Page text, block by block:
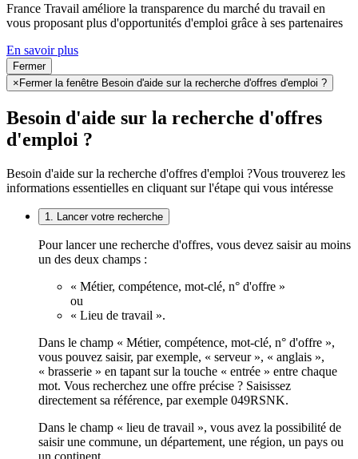
France Travail améliore la transparence du marché du travail en
vous proposant plus d'opportunités d'emploi grâce à ses partenaires
En savoir plus
Fermer
× Fermer la fenêtre Besoin d'aide sur la recherche d'offres d'emploi ?
Besoin d'aide sur la recherche d'offres
d'emploi ?
Besoin d'aide sur la recherche d'offres d'emploi ?Vous trouverez les
informations essentielles en cliquant sur l'étape qui vous intéresse
1. Lancer votre recherche
Pour lancer une recherche d'offres, vous devez saisir au moins
un des deux champs :
« Métier, compétence, mot-clé, n° d'offre »
ou
« Lieu de travail ».
Dans le champ « Métier, compétence, mot-clé, n° d'offre »,
vous pouvez saisir, par exemple, « serveur », « anglais »,
« brasserie » en tapant sur la touche « entrée » entre chaque
mot. Vous recherchez une offre précise ? Saisissez
directement sa référence, par exemple 049RSNK.
Dans le champ « lieu de travail », vous avez la possibilité de
saisir une commune, un département, une région, un pays ou
un continent.